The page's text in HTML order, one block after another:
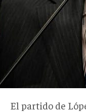
El partido de